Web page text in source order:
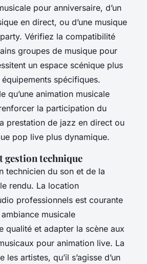
pour anniversaire, d’un
en direct, ou d’une musique
Vérifiez la compatibilité
groupes de musique pour
un espace scénique plus
spécifiques.
qu’une animation musicale
la participation du
prestation de jazz en direct ou
pop live plus dynamique.
gestion technique
technicien du son et de la
rendu. La location
professionnels est courante
musicale
qualité et adapter la scène aux
pour animation live. La
artistes, qu’il s’agisse d’un